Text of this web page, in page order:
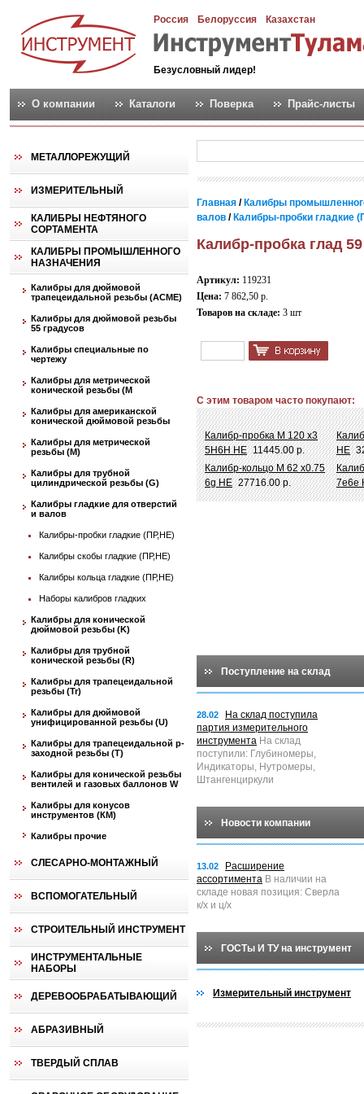
Россия Белоруссия Казахстан
Безусловный лидер!
О компании Каталоги Поверка Прайс-листы
МЕТАЛЛОРЕЖУЩИЙ
ИЗМЕРИТЕЛЬНЫЙ
КАЛИБРЫ НЕФТЯНОГО
СОРТАМЕНТА
КАЛИБРЫ ПРОМЫШЛЕННОГО
НАЗНАЧЕНИЯ
Калибры для дюймовой
трапецеидальной резьбы (АСМЕ)
Калибры для дюймовой резьбы
55 градусов
Калибры специальные по
чертежу
Калибры для метрической
конической резьбы (М
Калибры для американской
конической дюймовой резьбы
Калибры для метрической
резьбы (М)
Калибры для трубной
цилиндрической резьбы (G)
Калибры гладкие для отверстий
и валов
Калибры-пробки гладкие (ПР,НЕ)
Калибры скобы гладкие (ПР,НЕ)
Калибры кольца гладкие (ПР,НЕ)
Наборы калибров гладких
Калибры для конической
дюймовой резьбы (K)
Калибры для трубной
конической резьбы (R)
Калибры для трапецеидальной
резьбы (Tr)
Калибры для дюймовой
унифицированной резьбы (U)
Калибры для трапецеидальной p-
заходной резьбы (T)
Калибры для конической резьбы
вентилей и газовых баллонов W
Калибры для конусов
инструментов (КМ)
Калибры прочие
СЛЕСАРНО-МОНТАЖНЫЙ
ВСПОМОГАТЕЛЬНЫЙ
СТРОИТЕЛЬНЫЙ ИНСТРУМЕНТ
ИНСТРУМЕНТАЛЬНЫЕ
НАБОРЫ
ДЕРЕВООБРАБАТЫВАЮЩИЙ
АБРАЗИВНЫЙ
ТВЕРДЫЙ СПЛАВ
Главная / Калибры
валов / Калибры-пробки гладкие
Калибр-пробка глад
Артикул: 119231
Цена: 7 862,50 р.
Товаров на складе: 3 шт
С этим товаром часто покупают:
Калибр-пробка М 120 х3
5Н6Н НЕ 11445.00 р.
НЕ
Калибр-кольцо М 62 х0.75
6g НЕ 27716.00 р.
7e6e
Поступление на склад
28.02
На склад поступила
партия измерительного
инструмента На склад
поступили: Глубиномеры,
Индикаторы, Нутромеры,
Штангенциркули
Новости компании
13.02
Расширение
ассортимента В наличии на
складе новая позиция: Сверла
к/х и ц/х
ГОСТы И ТУ на инструмент
Измерительный инструмент